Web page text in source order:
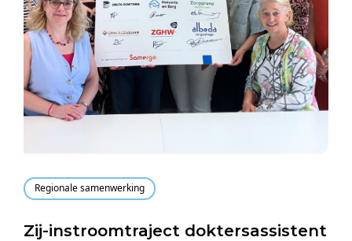
Regionale samenwerking
Zij-instroomtraject doktersassistent